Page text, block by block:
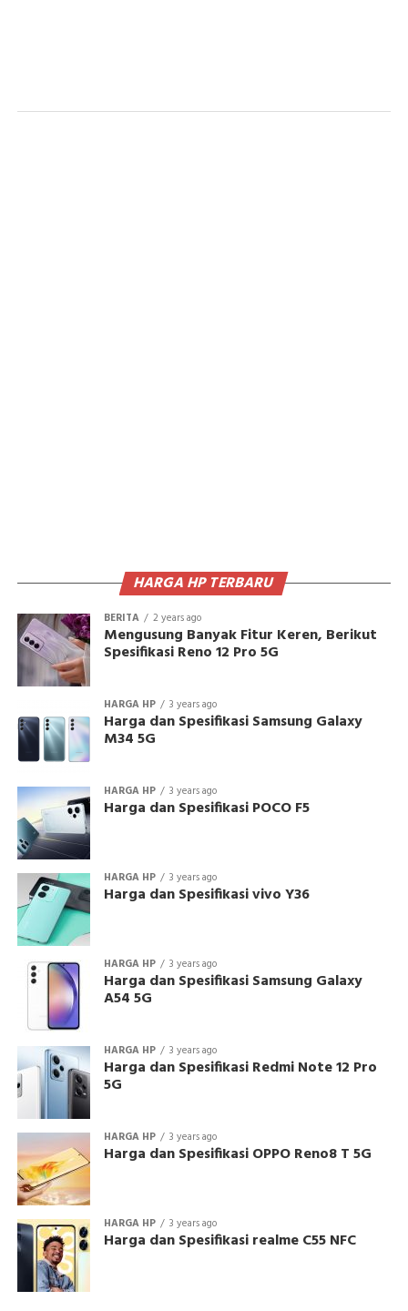
HARGA HP TERBARU
BERITA 2 years ago
Mengusung Banyak Fitur Keren, Berikut
Spesifikasi Reno 12 Pro 5G
HARGA HP 3 years ago
Harga dan Spesifikasi Samsung Galaxy
M34 5G
HARGA HP 3 years ago
Harga dan Spesifikasi POCO F5
HARGA HP 3 years ago
Harga dan Spesifikasi vivo Y36
HARGA HP 3 years ago
Harga dan Spesifikasi Samsung Galaxy
A54 5G
HARGA HP 3 years ago
Harga dan Spesifikasi Redmi Note 12 Pro
5G
HARGA HP 3 years ago
Harga dan Spesifikasi OPPO Reno8 T 5G
HARGA HP 3 years ago
Harga dan Spesifikasi realme C55 NFC